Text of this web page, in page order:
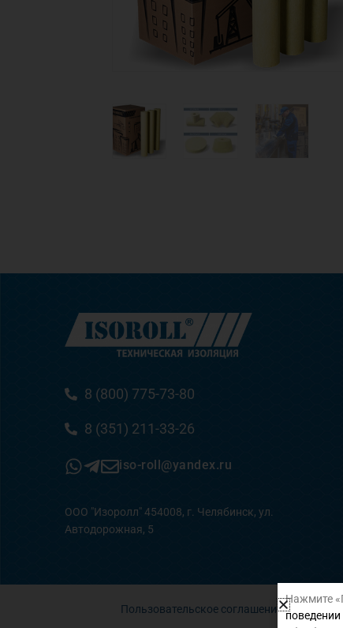
8 (800) 775-73-80
8 (351) 211-33-26
iso-roll@yandex.ru
ООО "Изоролл" 454008, г. Челябинск, ул.
Автодорожная, 5
Пользовательское соглашение
Нажмите
поведении